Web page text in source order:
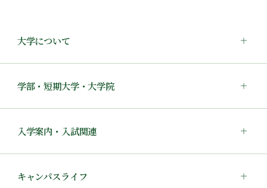
大学について
学部・短期大学・大学院
入学案内・入試関連
キャンパスライフ